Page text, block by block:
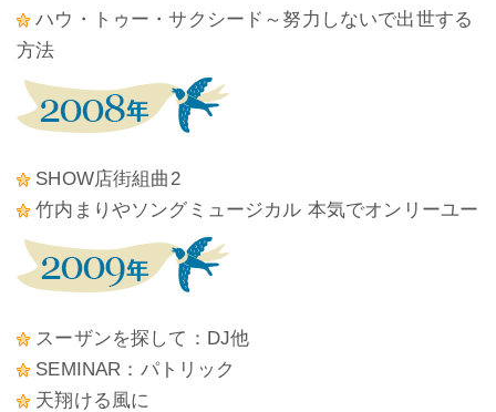
ハウ・トゥー・サクシード～努力しないで出世する
方法
SHOW店街組曲2
竹内まりやソングミュージカル 本気でオンリーユー
スーザンを探して：DJ他
SEMINAR：パトリック
天翔ける風に